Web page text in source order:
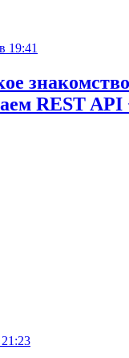
19:41
REST